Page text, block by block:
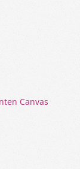
Canvas